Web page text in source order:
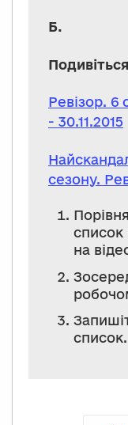
Б.
Ревізор. 6
- 30.11.2015
сезону.
список
на
список.